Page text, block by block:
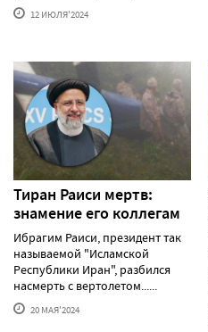
12 ИЮЛЯ'2024
Тиран Раиси мертв:
знамение его коллегам
Ибрагим Раиси, президент так
называемой "Исламской
Республики Иран", разбился
насмерть с вертолетом......
20 МАЯ'2024